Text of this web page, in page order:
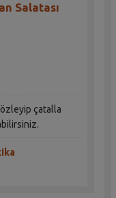
Salatası
çatalla